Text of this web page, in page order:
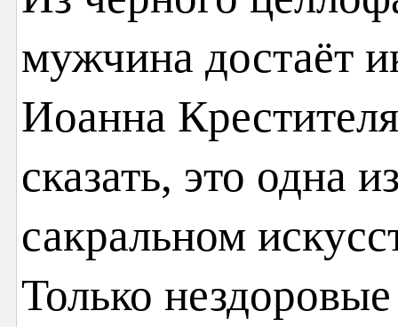
мужчина достаёт
Иоанна
сказать, это одна
сакральном
Только